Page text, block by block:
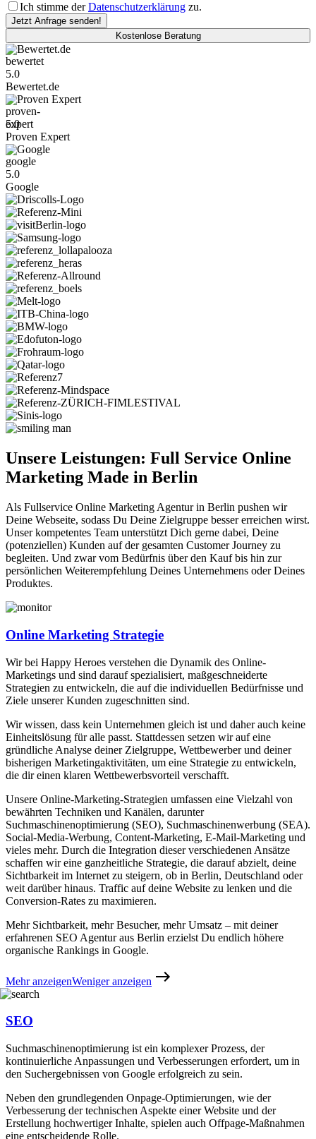
Ich stimme derDatenschutzerklärung zu.
Kostenlose Beratung
Bewertet.de
5.0
Bewertet.de
Proven Expert
5.0
Proven Expert
Google
5.0
Google
Unsere Leistungen: Full Service Online
Marketing Made in Berlin
Als Fullservice Online Marketing Agentur in Berlin pushen wir
Deine Webseite, sodass Du Deine Zielgruppe besser erreichen wirst.
Unser kompetentes Team unterstützt Dich gerne dabei, Deine
(potenziellen) Kunden auf der gesamten Customer Journey zu
begleiten. Und zwar vom Bedürfnis über den Kauf bis hin zur
persönlichen Weiterempfehlung Deines Unternehmens oder Deines
Produktes.
Online Marketing Strategie
Wir bei Happy Heroes verstehen die Dynamik des Online-
Marketings und sind darauf spezialisiert, maßgeschneiderte
Strategien zu entwickeln, die auf die individuellen Bedürfnisse und
Ziele unserer Kunden zugeschnitten sind.
Wir wissen, dass kein Unternehmen gleich ist und daher auch keine
Einheitslösung für alle passt. Stattdessen setzen wir auf eine
gründliche Analyse deiner Zielgruppe, Wettbewerber und deiner
bisherigen Marketingaktivitäten, um eine Strategie zu entwickeln,
die dir einen klaren Wettbewerbsvorteil verschafft.
Unsere Online-Marketing-Strategien umfassen eine Vielzahl von
bewährten Techniken und Kanälen, darunter
Suchmaschinenoptimierung (SEO), Suchmaschinenwerbung (SEA).
Social-Media-Werbung, Content-Marketing, E-Mail-Marketing und
vieles mehr. Durch die Integration dieser verschiedenen Ansätze
schaffen wir eine ganzheitliche Strategie, die darauf abzielt, deine
Sichtbarkeit im Internet zu steigern, ob in Berlin, Deutschland oder
weit darüber hinaus. Traffic auf deine Website zu lenken und die
Conversion-Rates zu maximieren.
Mehr Sichtbarkeit, mehr Besucher, mehr Umsatz – mit deiner
erfahrenen SEO Agentur aus Berlin erzielst Du endlich höhere
organische Rankings in Google.
Mehr anzeigenWeniger anzeigen
SEO
Suchmaschinenoptimierung ist ein komplexer Prozess, der
kontinuierliche Anpassungen und Verbesserungen erfordert, um in
den Suchergebnissen von Google erfolgreich zu sein.
Neben den grundlegenden Onpage-Optimierungen, wie der
Verbesserung der technischen Aspekte einer Website und der
Erstellung hochwertiger Inhalte, spielen auch Offpage-Maßnahmen
eine entscheidende Rolle.